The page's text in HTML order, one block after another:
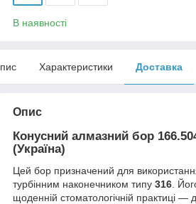
В наявності
Характеристики Доставка
Опис
Конусний алмазний бор
(Україна)
Цей бор призначений для
турбінним наконечником типу 316 .
щоденній стоматологічній практиці —